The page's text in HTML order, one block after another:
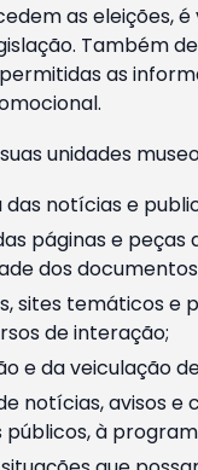
as eleições,
Também
as
unidades
notícias e
páginas e
dos
sites temáticos e
de interação;
e da veiculação
notícias, avisos
à